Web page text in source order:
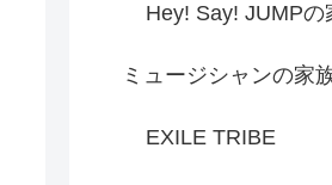
Hey! Say! JUMPの
ミュージシャンの家
EXILE TRIBE